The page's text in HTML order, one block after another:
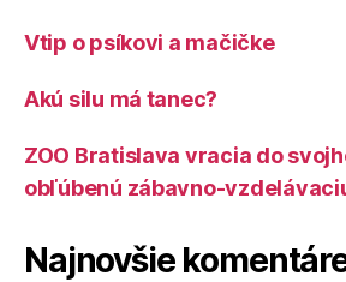
Vtip o psíkovi a mačičke
Akú silu má tanec?
ZOO Bratislava vracia do
obľúbenú zábavno-
Najnovšie